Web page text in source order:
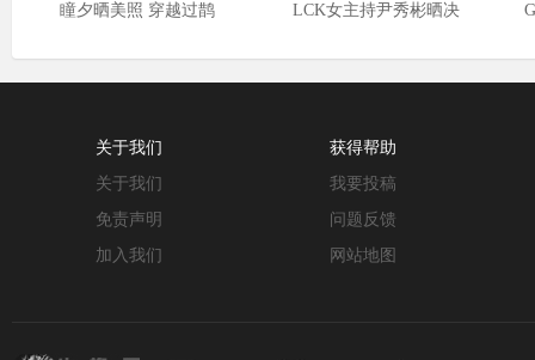
瞳夕晒美照 穿越过鹊 LCK女主持尹秀彬晒决
关于我们
关于我们
免责声明
加入我们
获得帮助
我要投稿
问题反馈
网站地图